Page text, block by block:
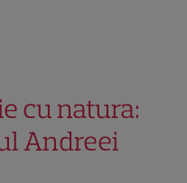
cu natura:
Andreei